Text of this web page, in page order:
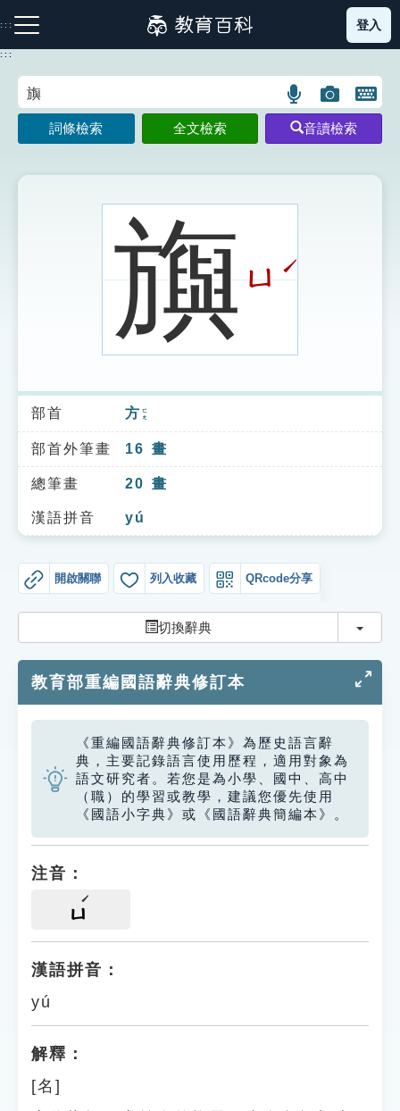
到
主
:::
注音索引圖示 筆畫索引圖示 部首索引表圖示
索引選單
知識索引
單字索引
生命大百科索引
遊戲專區
教學應用
貓頭鷹博士
登入
:::
語
言
搜
示
圖
片
搜
開
鍵
圖
詞條檢索 全文檢索 音讀檢索
旟ㄩ ˊ
部首 方 ㄈㄤ
部首外筆畫 16 畫
總筆畫 20 畫
漢語拼音 yú
開啟關聯 列入收藏 QRcode分享
切換辭典 切換
教育部重編國語辭典修訂本
《重編國語辭典修訂本》為歷史語言辭
典，主要記錄語言使用歷程，適用對象為
語文研究者。若您是為小學、國中、高中
（職）的學習或教學，建議您優先使用
《國語小字典》或《國語辭典簡編本》。
注音：
ㄩ
漢語拼音：
yú
解釋：
[名]